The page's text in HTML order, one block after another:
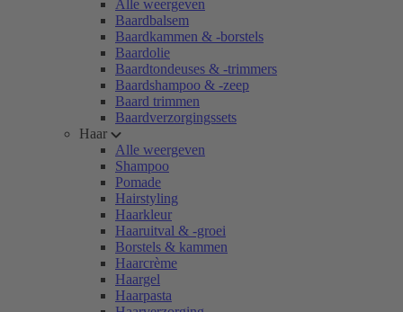
Alle weergeven
Baardbalsem
Baardkammen & -borstels
Baardolie
Baardtondeuses & -trimmers
Baardshampoo & -zeep
Baard trimmen
Baardverzorgingssets
Haar
Alle weergeven
Shampoo
Pomade
Hairstyling
Haarkleur
Haaruitval & -groei
Borstels & kammen
Haarcrème
Haargel
Haarpasta